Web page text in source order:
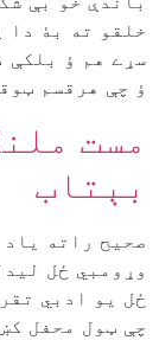
خلقو ته بۀ دا
سړے هم ؤ بلکې
ؤ چې هرقسم
مست
بېتاب
صحيح راته
ځل يو ادبي
چې ټول محفل